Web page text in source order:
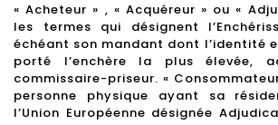
« Acheteur » , « Acquéreur » ou «
les termes qui désignent
échéant son mandant dont l’identité
porté l’enchère la plus élevée,
commissaire-priseur. «
personne physique ayant sa
l’Union Européenne désignée